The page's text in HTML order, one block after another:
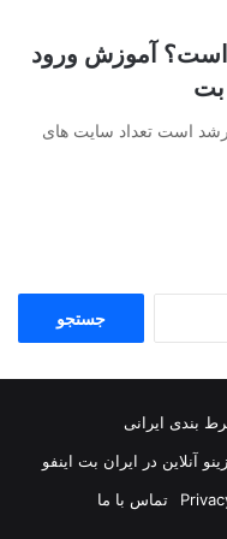
آموزش ورود
بت
رشد است تعداد سایت های
بندی ایرانی
آنلاین در ایران بت اینفو
تماس با ما